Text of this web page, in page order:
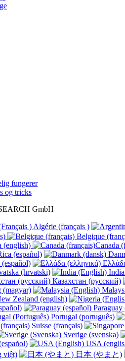
fungerer
og tricks
GmbH
Algérie (français )
Belgique
(english) Canada
(español)
(español)
(hrvatski)
Казахстан (русский)
(magyar)
Zealand (english)
Paraguay
Portugal (português)
Suisse (français)
Sverige (svenska)
USA
việt)
日本 (やまと)